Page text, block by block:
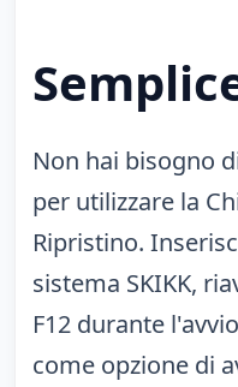
Non hai bisogno
per utilizzare la
Ripristino.
sistema SKIKK,
F12 durante
come opzione di